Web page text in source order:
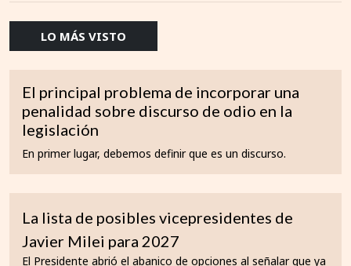
LO MÁS VISTO
El principal problema de incorporar una
penalidad sobre discurso de odio en la
legislación
En primer lugar, debemos definir que es un discurso.
La lista de posibles vicepresidentes de
Javier Milei para 2027
El Presidente abrió el abanico de opciones al señalar que ya